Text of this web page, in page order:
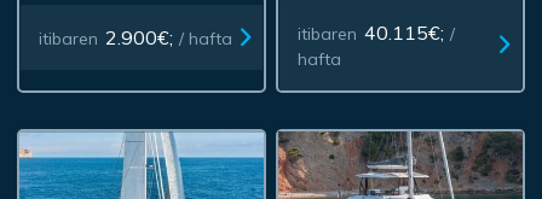
itibaren 2.900€; / hafta itibaren 40.115€; /
hafta